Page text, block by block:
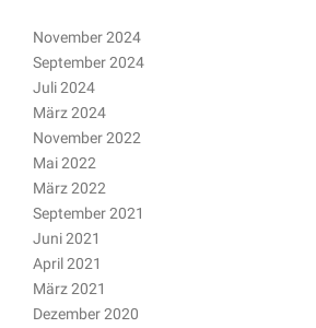
November 2024
September 2024
Juli 2024
März 2024
November 2022
Mai 2022
März 2022
September 2021
Juni 2021
April 2021
März 2021
Dezember 2020